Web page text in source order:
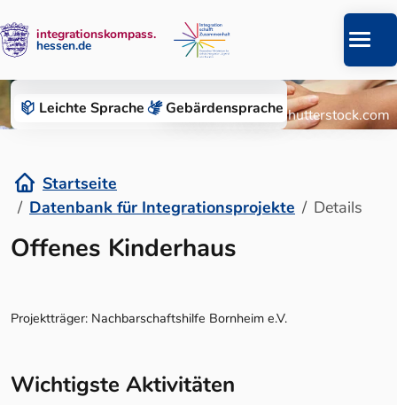
Leichte Sprache Gebärden­sprache
Zum Inhalt springen
integrationskompass.
hessen.de
Datenbank für Integrationsprojekte
© Roman Chazov/Shutterstock.com
Startseite
Datenbank für Integrationsprojekte
Details
Details
Offenes Kinderhaus
Projektträger: Nachbarschaftshilfe Bornheim e.V.
Wichtigste Aktivitäten